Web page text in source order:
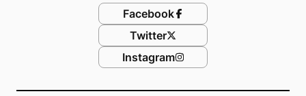
Facebook
Twitter
Instagram